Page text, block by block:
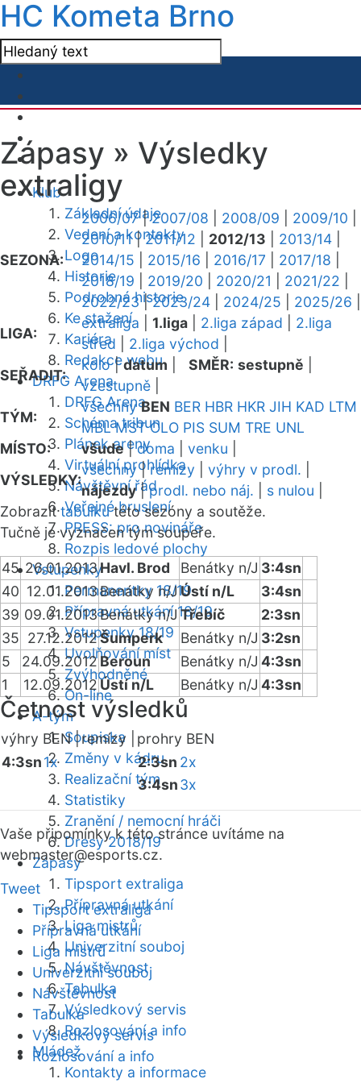
HC Kometa Brno
Klub
Základní údaje
Vedení a kontakty
Logo
Historie
Podrobná historie
Ke stažení
Kariéra
Redakce webu
DRFG Arena
DRFG Arena
Schéma tribun
Plánek areny
Virtuální prohlídka
Návštěvní řád
Veřejné bruslení
PRESS: pro novináře
Rozpis ledové plochy
Vstupenky
Permanentky 18/19
Přípravná utkání 18/19
Vstupenky 18/19
Uvolňování míst
Zvýhodněné
On-line
A-tým
Soupiska
Změny v kádru
Realizační tým
Statistiky
Zranění / nemocní hráči
Dresy 2018/19
Zápasy
Tipsport extraliga
Přípravná utkání
Liga mistrů
Univerzitní souboj
Návštěvnost
Tabulka
Výsledkový servis
Rozlosování a info
Mládež
Kontakty a informace
Zápasy » Výsledky
extraligy
SEZONA:
2006/07|2007/08 2008/09 2009/10
2010/11|2011/12 2012/13 2013/14
2014/15
2015/16 2016/17 2017/18
2018/19
2019/20 2020/21 2021/22
2022/23|2023/24 2024/25 2025/26
LIGA:
extraliga 1.liga 2.liga západ
2.liga
střed
2.liga východ
SEŘADIT:
kolo|datum SMĚR: sestupně
vzestupně
TÝM:
všechny BEN BER HBR HKR JIH KAD LTM
MBL MST OLO PIS SUM TRE UNL
MÍSTO:
všude|doma venku
VÝSLEDKY:
všechny|remízy výhry v prodl.
nájezdy|prodl. nebo náj. s nulou
Zobrazittabulkutéto sezóny a soutěže.
Tučně je vyznačen tým soupeře.
45 26.01.2013Havl. Brod Benátky n/J 3:4sn
40 12.01.2013Benátky n/JÚstí n/L
3:4sn
39 09.01.2013Benátky n/J Třebíč
2:3sn
35 27.12.2012Šumperk Benátky n/J 3:2sn
5
24.09.2012Beroun Benátky n/J 4:3sn
1
12.09.2012Ústí n/L Benátky n/J 4:3sn
Četnost výsledků
výhry BEN |remízy |
prohry BEN
4:3sn1x 2:3sn 2x
3:4sn3x
Vaše připomínky k této stránce uvítáme na
webmaster@esports.cz.
Tweet
Tipsport extraliga
Přípravná utkání
Liga mistrů
Univerzitní souboj
Návštěvnost
Tabulka
Výsledkový servis
Rozlosování a info